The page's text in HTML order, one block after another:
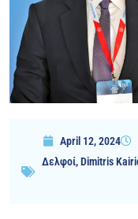
April 12, 2024
Δελφοί,Dimitris